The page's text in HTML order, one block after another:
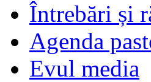
Întrebări și
Agenda
Evul media